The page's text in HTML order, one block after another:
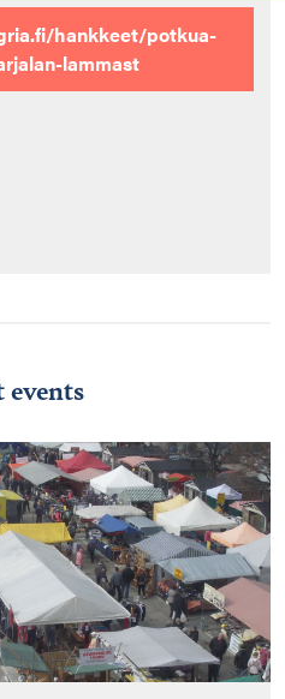
hankkeet/potkua-
lammast
events